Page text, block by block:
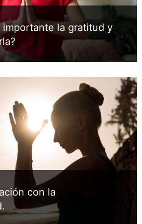
importante la gratitud y
con la